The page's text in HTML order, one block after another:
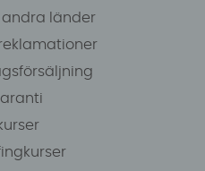
andra länder